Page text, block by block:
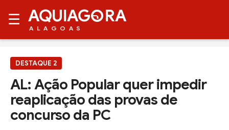
☰ AQUIAG RA
ALAGOAS
DESTAQUE 2
AL: Ação Popular quer impedir
reaplicação das provas de
concurso da PC